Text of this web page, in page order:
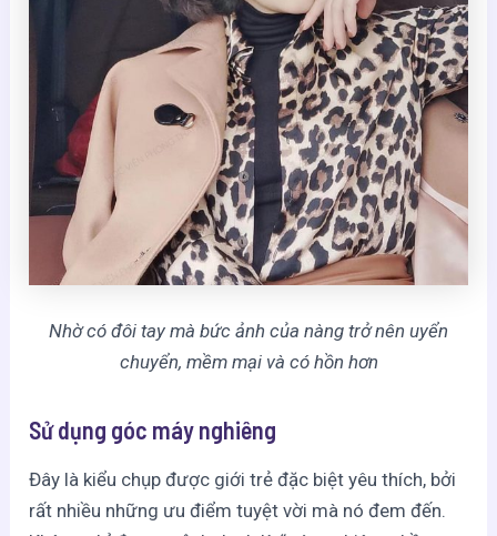
Nhờ có đôi tay mà bức ảnh của nàng trở nên uyển
chuyển, mềm mại và có hồn hơn
Sử dụng góc máy nghiêng
Đây là kiểu chụp được giới trẻ đặc biệt yêu thích, bởi
rất nhiều những ưu điểm tuyệt vời mà nó đem đến.